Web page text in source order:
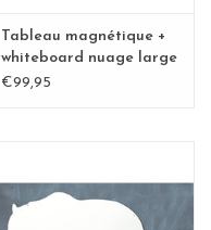
Tableau magnétique +
whiteboard nuage large
€99,95